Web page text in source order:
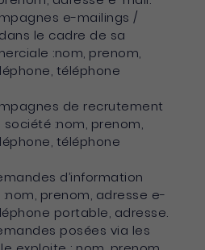
e-mailings /
le cadre de sa
:nom, prenom,
téléphone
de recrutement
:nom, prenom,
téléphone
d’information
:nom, prenom, adresse e-
portable, adresse.
posées via les